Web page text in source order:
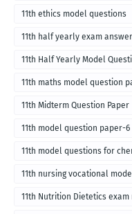
11th ethics model questions
11th half yearly exam
11th Half Yearly Model
11th maths model question
11th Midterm Question Paper
11th model question paper-6
11th model questions for
11th nursing vocational
11th Nutrition Dietetics